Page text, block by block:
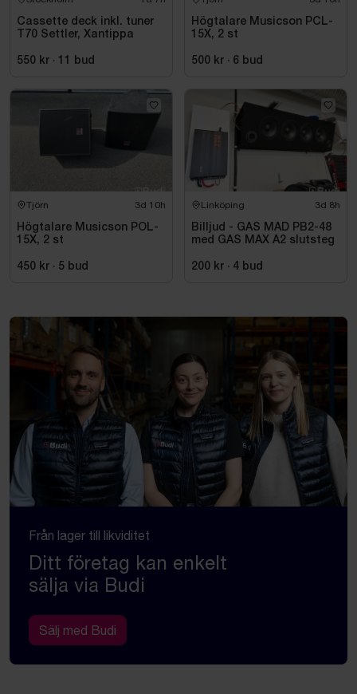
Cassette deck inkl. tuner
T70 Settler, Xantippa
550 kr · 11 bud
Högtalare Musicson PCL-
15X, 2 st
500 kr · 6 bud
Tjörn 3d 10h
Högtalare Musicson POL-
15X, 2 st
450 kr · 5 bud
Linköping 3d 8h
Billjud - GAS MAD PB2-48
med GAS MAX A2 slutsteg
200 kr · 4 bud
Från lager till likviditet
Ditt företag kan enkelt
sälja via Budi
Sälj med Budi